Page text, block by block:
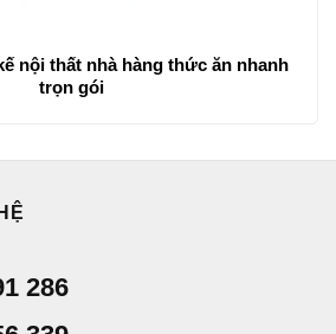
nội thất nhà hàng thức ăn nhanh
trọn gói
286